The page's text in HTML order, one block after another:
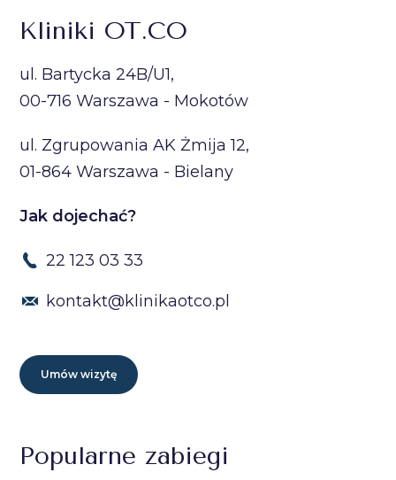
Kliniki OT.CO
ul. Bartycka 24B/U1,
00-716 Warszawa - Mokotów
ul. Zgrupowania AK Żmija 12,
01-864 Warszawa - Bielany
Jak dojechać?
22 123 03 33
kontakt@klinikaotco.pl
Umów wizytę
Popularne zabiegi